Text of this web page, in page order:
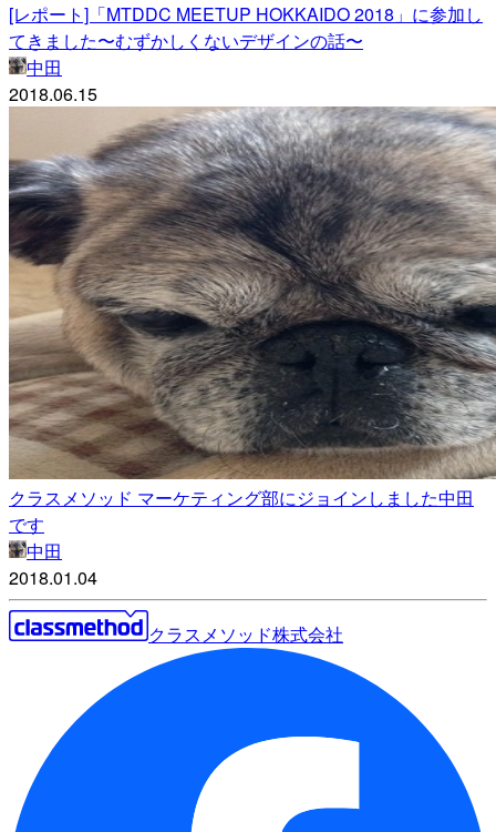
[レポート]「MTDDC MEETUP HOKKAIDO 2018」に参加し
てきました〜むずかしくないデザインの話〜
中田
2018.06.15
クラスメソッド マーケティング部にジョインしました中田
です
中田
2018.01.04
クラスメソッド株式会社